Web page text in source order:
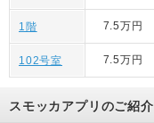
1階 7.5万円
102号室 7.5万円
スモッカアプリのご紹介